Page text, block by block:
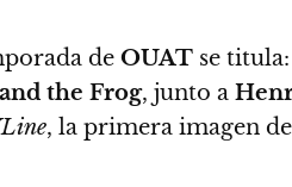
de OUAT se titula:
the Frog, junto a
, la primera imagen